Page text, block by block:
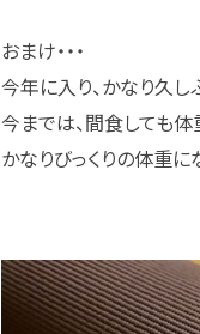
おまけ・・・
今年に入り、かなり久し
今までは、間食しても体
かなりびっくりの体重に